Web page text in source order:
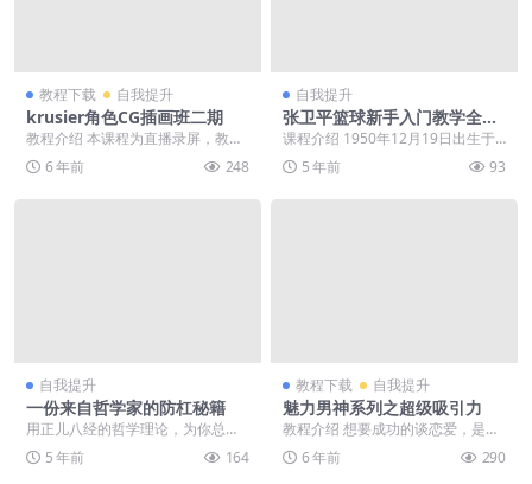
教程下载 自我提升
krusier角色CG插画班二期
教程介绍 本课程为直播录屏，教你
主流插画风格入门和人物饰品等绘
制，以及色彩搭配画...
6 年前 248
自我提升
张卫平篮球新手入门教学全集
课程
课程介绍 1950年12月19日出生于
北京，中国篮球运动员，前中国国
家篮球队成员...
5 年前 93
自我提升
一份来自哲学家的防杠秘籍
用正儿八经的哲学理论，为你总结
了一份杠精常见套路，并倾情传授
防杠秘笈，以便大家不...
5 年前 164
教程下载 自我提升
魅力男神系列之超级吸引力
教程介绍 想要成功的谈恋爱，是不
能盲目的去追求女孩子的，正确的
做法是先吸引她们，...
6 年前 290